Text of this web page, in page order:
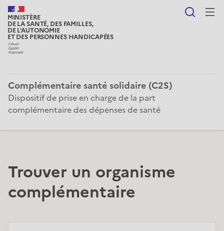
MINISTÈRE
DE LA SANTÉ, DES FAMILLES,
DE L'AUTONOMIE
ET DES PERSONNES HANDICAPÉES
Complémentaire santé solidaire (C2S)
Dispositif de prise en charge de la part
complémentaire des dépenses de santé
Trouver un organisme
complémentaire